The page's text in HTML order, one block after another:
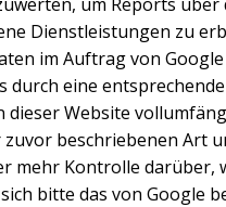
Dienstleistungen zu
im Auftrag von
durch eine
dieser Website
beschriebenen Art
mehr Kontrolle darüber,
bitte das von